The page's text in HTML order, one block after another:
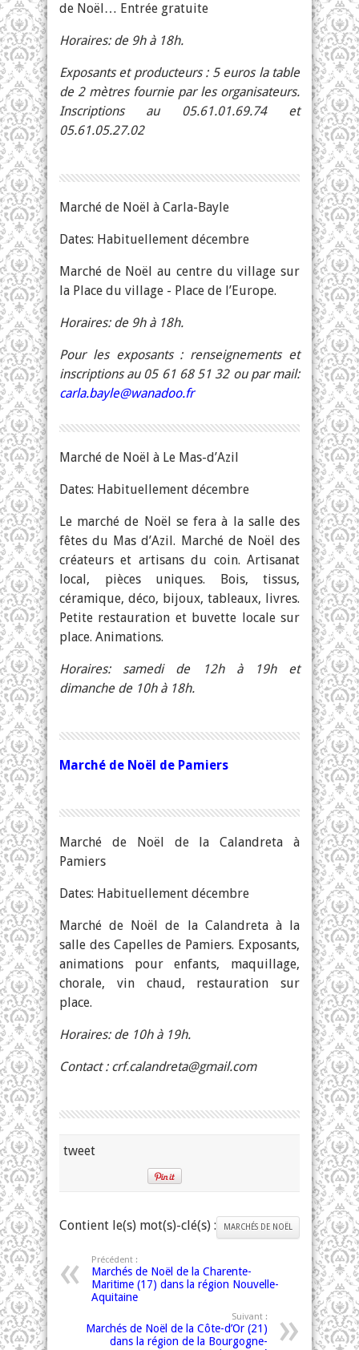
de Noël… Entrée gratuite
Horaires: de 9h à 18h.
Exposants et producteurs : 5 euros la table
de 2 mètres fournie par les organisateurs.
Inscriptions au 05.61.01.69.74 et
05.61.05.27.02
Marché de Noël à Carla-Bayle
Dates: Habituellement décembre
Marché de Noël au centre du village sur
la Place du village - Place de l’Europe.
Horaires: de 9h à 18h.
Pour les exposants : renseignements et
inscriptions au 05 61 68 51 32 ou par mail:
carla.bayle@wanadoo.fr
Marché de Noël à Le Mas-d’Azil
Dates: Habituellement décembre
Le marché de Noël se fera à la salle des
fêtes du Mas d’Azil. Marché de Noël des
créateurs et artisans du coin. Artisanat
local, pièces uniques. Bois, tissus,
céramique, déco, bijoux, tableaux, livres.
Petite restauration et buvette locale sur
place. Animations.
Horaires: samedi de 12h à 19h et
dimanche de 10h à 18h.
Marché de Noël de Pamiers
Marché de Noël de la Calandreta à
Pamiers
Dates: Habituellement décembre
Marché de Noël de la Calandreta à la
salle des Capelles de Pamiers. Exposants,
animations pour enfants, maquillage,
chorale, vin chaud, restauration sur
place.
Horaires: de 10h à 19h.
Contact : crf.calandreta@gmail.com
tweet
Contient le(s) mot(s)-clé(s) : MARCHÉS DE NOËL
Précédent :
Marchés de Noël de la Charente-
Maritime (17) dans la région Nouvelle-
Aquitaine
Suivant :
Marchés de Noël de la Côte-d’Or (21)
dans la région de la Bourgogne-